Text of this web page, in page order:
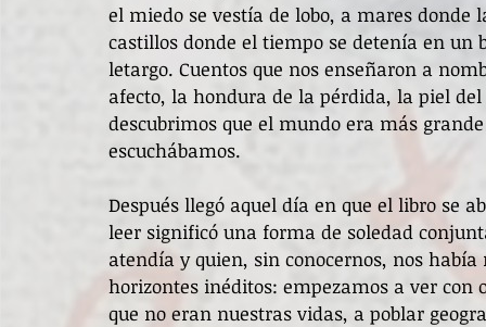
Día Mundial de la Poesía Galardones Recital
Entonces Vengo del norte Pequeños pasos
el miedo se vestía de lobo, a mares donde
castillos donde el tiempo se detenía en un
letargo. Cuentos que nos enseñaron a
afecto, la hondura de la pérdida, la piel del
descubrimos que el mundo era más
escuchábamos.
Después llegó aquel día en que el libro se
leer significó una forma de soledad
atendía y quien, sin conocernos, nos
horizontes inéditos: empezamos a ver con
que no eran nuestras vidas, a poblar